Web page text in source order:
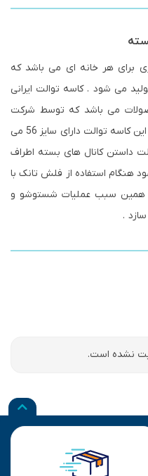
برای هر خانه ای می باشد که
می شود . کاسه توالت ایرانی
می باشد که توسط شرکت
گلسار تولید و به بازار عرضه می شود . این کاسه توالت دارای سایز 56 می
داستن کانال های بسته اطراف
هنگام استفاده از فلش تانک با
همین سبب عملیات شستوشو و
.
نشده است.